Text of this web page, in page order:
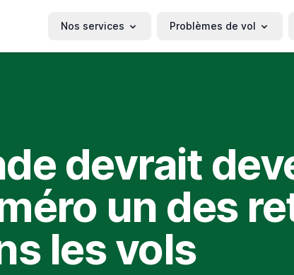
Nos services Problèmes de vol
devrait
un des
les vols